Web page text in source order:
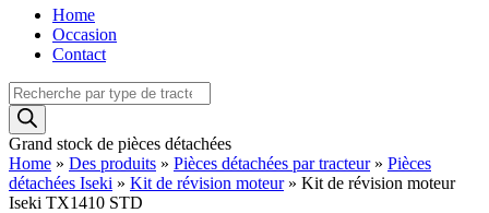
Home
Occasion
Contact
Recherche
de
produits
Grand stock de pièces détachées
Home » Des produits » Pièces détachées par tracteur» Pièces
détachées Iseki » Kit de révision moteur» Kit de révision moteur
Iseki TX1410 STD